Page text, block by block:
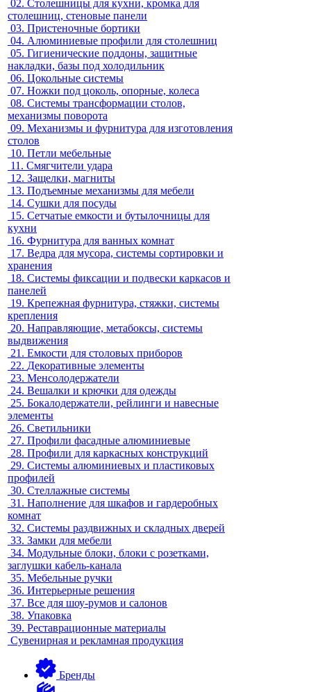
02. Столешницы для кухни, кромка для
столешниц, стеновые панели
03. Пристеночные бортики
04. Алюминиевые профили для столешниц
05. Гигиенические поддоны, защитные
накладки, базы под холодильник
06. Цокольные системы
07. Ножки под цоколь, опорные, колеса
08. Системы трансформации столов,
механизмы поворота
09. Механизмы и фурнитура для изготовления
столов
10. Петли мебельные
11. Смягчители удара
12. Защелки, магниты
13. Подъемные механизмы для мебели
14. Сушки для посуды
15. Сетчатые емкости и бутылочницы для
кухни
16. Фурнитура для ванных комнат
17. Ведра для мусора, системы сортировки и
хранения
18. Системы фиксации и подвески каркасов и
панелей
19. Крепежная фурнитура, стяжки, системы
крепления
20. Направляющие, метабоксы, системы
выдвижения
21. Емкости для столовых приборов
22. Декоративные элементы
23. Менсолодержатели
24. Вешалки и крючки для одежды
25. Бокалодержатели, рейлинги и навесные
элементы
26. Светильники
27. Профили фасадные алюминиевые
28. Профили для каркасных конструкций
29. Системы алюминиевых и пластиковых
профилей
30. Стеллажные системы
31. Наполнение для шкафов и гардеробных
комнат
32. Системы раздвижных и складных дверей
33. Замки для мебели
34. Модульные блоки, блоки с розетками,
заглушки кабель-канала
35. Мебельные ручки
36. Интерьерные решения
37. Все для шоу-румов и салонов
38. Упаковка
39. Реставрационные материалы
Сувенирная и рекламная продукция
Бренды